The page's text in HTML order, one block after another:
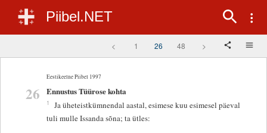
Piibel.NET
< 1 26 48 >
Eestikeelne Piibel 1997
26 Ennustus Tüürose kohta
1
Ja üheteistkümnendal aastal, esimese kuu esimesel päeval
tuli mulle Issanda sõna; ta ütles: